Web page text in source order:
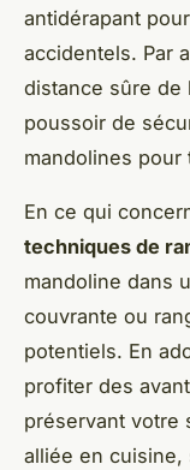
antidérapant
accidentels. Par
distance sûre de
poussoir de
mandolines pour
En ce qui
techniques de
mandoline dans
couvrante ou
potentiels. En
profiter des
préservant votre
alliée en cuisine,